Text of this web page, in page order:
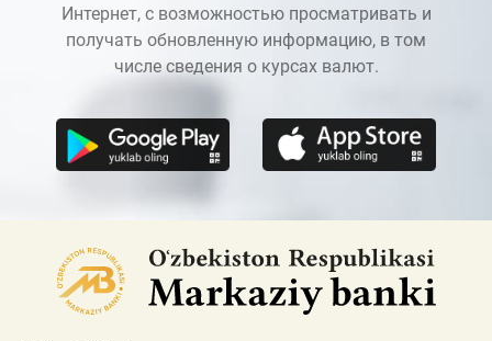
Интернет, с возможностью просматривать и
получать обновленную информацию, в том
числе сведения о курсах валют.